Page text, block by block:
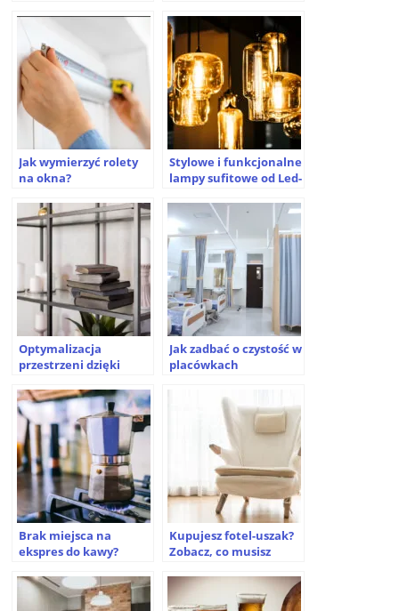
relaksu?
pominąć?
Jak wymierzyć rolety
na okna?
Stylowe i funkcjonalne
lampy sufitowe od Led-
Optymalizacja
przestrzeni dzięki
regałom metalowym
Jak zadbać o czystość w
placówkach
Brak miejsca na
ekspres do kawy?
kawiarki ciśnieniowej
Kupujesz fotel-uszak?
Zobacz, co musisz